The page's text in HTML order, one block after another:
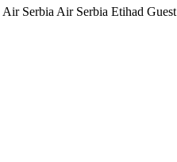
Air SerbiaAir Serbia Etihad Guest